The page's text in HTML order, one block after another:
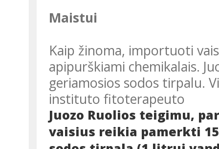
Maistui
Kaip žinoma, importuoti vaisiai ir daržovės ilgiau negenda, nes yra
apipurškiami chemikalais.
geriamosios sodos tirpalu.
instituto fitoterapeuto
Juozo Ruolios teigimu,
vaisius reikia pamerkti